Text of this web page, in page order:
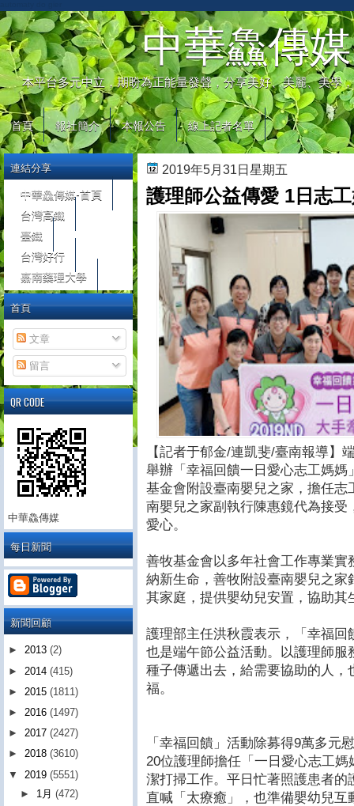
中華鱻傳媒
本平台多元中立，期盼為正能量發聲，分享美好、美麗、美學
首頁 報社簡介 本報公告 線上記者名單
2019年5月31日星期五
護理師公益傳愛 1日志
【記者于郁金/連凱斐/臺南報導】
舉辦「幸福回饋一日愛心志工媽
基金會附設臺南嬰兒之家，擔任
南嬰兒之家副執行陳惠鏡代為接
愛心。
善牧基金會以多年社會工作專業
納新生命，善牧附設臺南嬰兒之
其家庭，提供嬰幼兒安置，協助
護理部主任洪秋霞表示，「幸福
也是端午節公益活動。以護理師
種子傳遞出去，給需要協助的人
福。
「幸福回饋」活動除募得9萬多元
20位護理師擔任「一日愛心志工
潔打掃工作。平日忙著照護患者
直喊「太療癒」，也準備嬰幼兒
連結分享
中華鱻傳媒-首頁
台灣高鐵
臺鐵
台灣好行
嘉南藥理大學
首頁
文章
留言
QR CODE
中華鱻傳媒
每日新聞
新聞回顧
► 2013 (2)
► 2014 (415)
► 2015 (1811)
► 2016 (1497)
► 2017 (2427)
► 2018 (3610)
▼ 2019 (5551)
► 1月(472)